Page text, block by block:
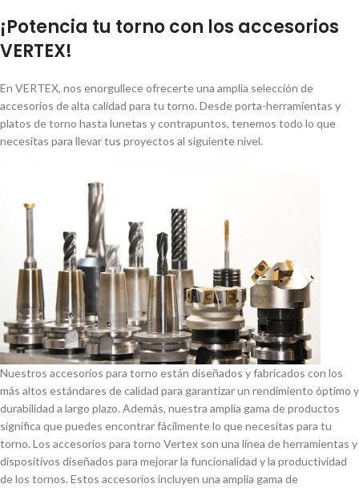
¡Potencia tu torno con los accesorios
VERTEX!
En VERTEX, nos enorgullece ofrecerte una amplia selección de
accesorios de alta calidad para tu torno. Desde porta-herramientas y
platos de torno hasta lunetas y contrapuntos, tenemos todo lo que
necesitas para llevar tus proyectos al siguiente nivel.
Nuestros accesorios para torno están diseñados y fabricados con los
más altos estándares de calidad para garantizar un rendimiento óptimo y
durabilidad a largo plazo. Además, nuestra amplia gama de productos
significa que puedes encontrar fácilmente lo que necesitas para tu
torno. Los accesorios para torno Vertex son una lí­nea de herramientas y
dispositivos diseñados para mejorar la funcionalidad y la productividad
de los tornos. Estos accesorios incluyen una amplia gama de